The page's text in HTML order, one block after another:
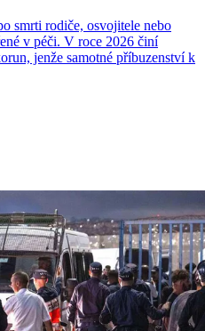
smrti rodiče, osvojitele nebo
v péči. V roce 2026 činí
jenže samotné příbuzenství k